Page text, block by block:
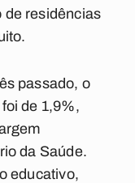
de residências
passado, o
de 1,9%,
da Saúde.
educativo,